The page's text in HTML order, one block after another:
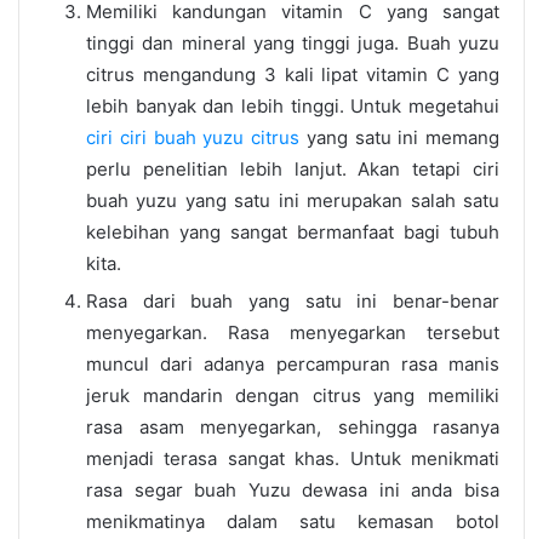
Memiliki kandungan vitamin C yang sangat
tinggi dan mineral yang tinggi juga. Buah yuzu
citrus mengandung 3 kali lipat vitamin C yang
lebih banyak dan lebih tinggi. Untuk megetahui
ciri ciri buah yuzu citrus yang satu ini memang
perlu penelitian lebih lanjut. Akan tetapi ciri
buah yuzu yang satu ini merupakan salah satu
kelebihan yang sangat bermanfaat bagi tubuh
kita.
Rasa dari buah yang satu ini benar-benar
menyegarkan. Rasa menyegarkan tersebut
muncul dari adanya percampuran rasa manis
jeruk mandarin dengan citrus yang memiliki
rasa asam menyegarkan, sehingga rasanya
menjadi terasa sangat khas. Untuk menikmati
rasa segar buah Yuzu dewasa ini anda bisa
menikmatinya dalam satu kemasan botol